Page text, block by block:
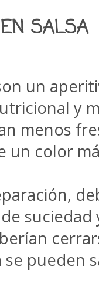
SALSA
un
y
menos
un color
pueden